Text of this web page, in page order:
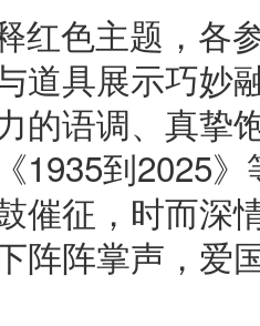
红色主题，各
道具展示巧妙
的语调、真挚
1935到2025
催征，时而深
阵阵掌声，爱